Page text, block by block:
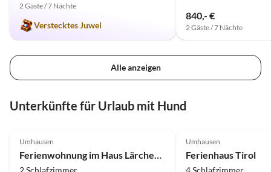
2 Gäste / 7 Nächte
Verstecktes Juwel
840,- €
2 Gäste / 7 Nächte
Alle anzeigen
Unterkünfte für Urlaub mit Hund
Umhausen
Ferienwohnung im Haus Lärchenwald
2 Schlafzimmer
Umhausen
Ferienhaus Tirol
4 Schlafzimmer